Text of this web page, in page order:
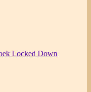
Locked Down